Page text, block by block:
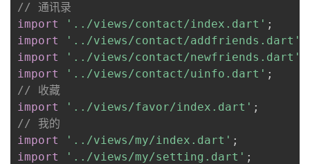
// 通讯录
import
'../views/contact/index.dart' ;
import
'../views/contact/addfriends.dart'
import
'../views/contact/newfriends.dart'
import
'../views/contact/uinfo.dart' ;
// 收藏
import
'../views/favor/index.dart' ;
// 我的
import
'../views/my/index.dart' ;
import
'../views/my/setting.dart' ;